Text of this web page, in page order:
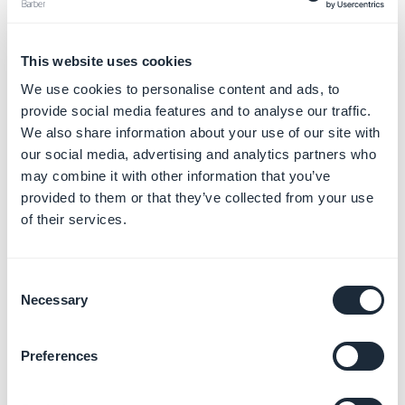
This website uses cookies
We use cookies to personalise content and ads, to
provide social media features and to analyse our traffic.
We also share information about your use of our site with
our social media, advertising and analytics partners who
may combine it with other information that you’ve
provided to them or that they’ve collected from your use
of their services.
Selection
Necessary
Preferences
Se a conta está sob "Smith Comunicação", a carta
tem os direitos necessários para publicar
A carta deve ser enviada através do link fornecido na
mensagem do Google ou através deste
link: https://support.google.com/googleplay/android-
developer/troubleshooter/2993242
Não.
- Você acredita que seu aplicativo foi rejeitado ou